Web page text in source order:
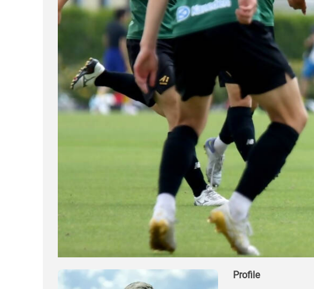
Profile